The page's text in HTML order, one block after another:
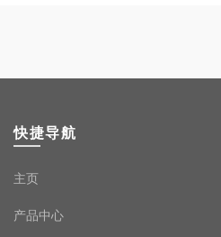
快捷导航
主页
产品中心